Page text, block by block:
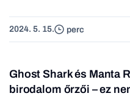
2024. 5. 15. perc
Ghost Shark és Manta
birodalom őrzői – ez